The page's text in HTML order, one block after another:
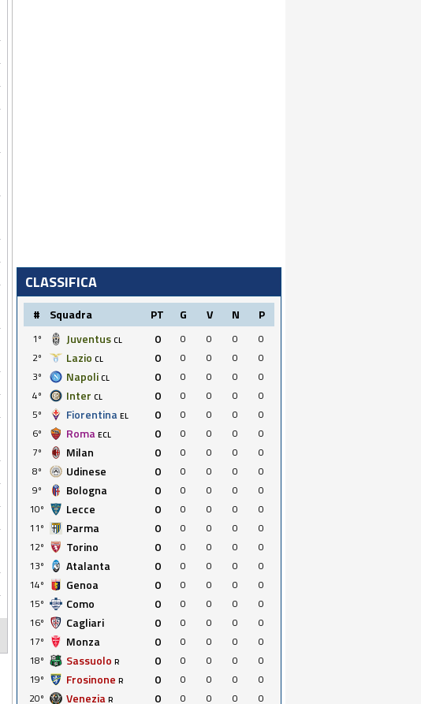
CLASSIFICA
# Squadra PT G V N P
1º Juventus CL 0 0 0 0
0
2º
Lazio CL 0 0 0 0
0
3º
Napoli CL 0 0 0 0
0
4º
Inter CL 0 0 0 0
0
5º
Fiorentina EL 0 0 0 0
0
6º
Roma ECL 0 0 0 0
0
7º
Milan 0 0 0 0
0
8º
Udinese 0 0 0 0
0
9º
Bologna 0 0 0 0
0
10º
Lecce 0 0 0 0
0
11º
Parma 0 0 0 0
0
12º
Torino 0 0 0 0
0
13º
Atalanta 0 0 0 0
0
14º
Genoa 0 0 0 0
0
15º
Como 0 0 0 0
0
16º
Cagliari 0 0 0 0
0
17º
Monza 0 0 0 0
0
18º
Sassuolo R 0 0 0 0
0
19º
Frosinone R 0 0 0 0
0
20º
Venezia R 0 0 0 0 0